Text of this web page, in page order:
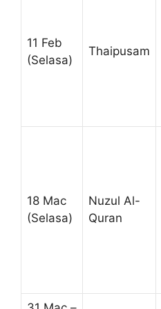
11 Feb
(Selasa)
Thaipusam
18 Mac
(Selasa)
Nuzul Al-
Quran